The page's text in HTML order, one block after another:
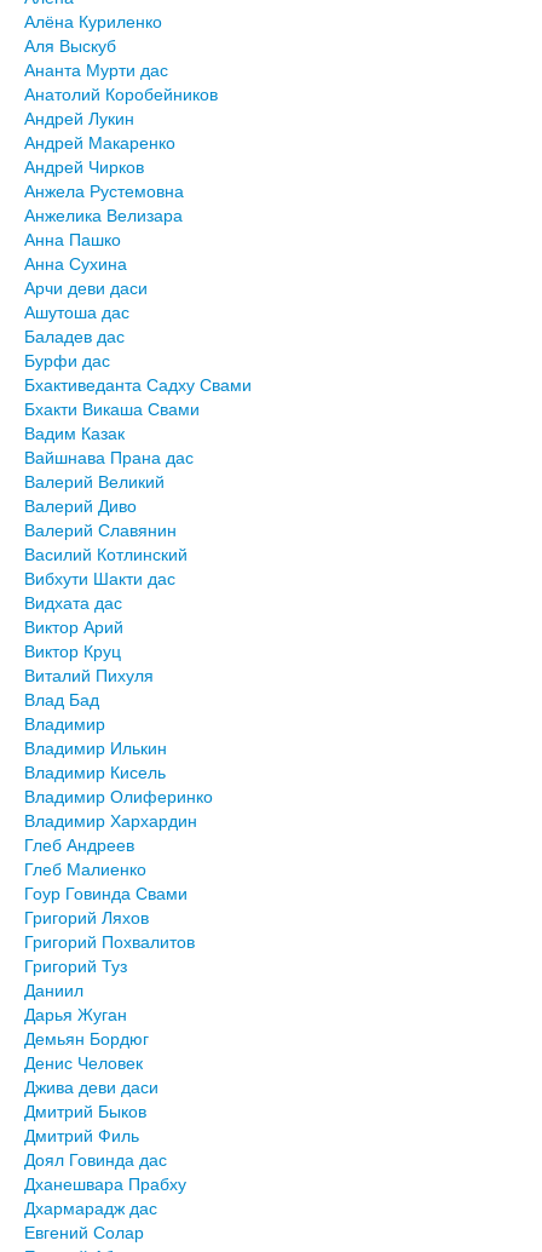
Алёна Куриленко
Аля Выскуб
Ананта Мурти дас
Анатолий Коробейников
Андрей Лукин
Андрей Макаренко
Андрей Чирков
Анжела Рустемовна
Анжелика Велизара
Анна Пашко
Анна Сухина
Арчи деви даси
Ашутоша дас
Баладев дас
Бурфи дас
Бхактиведанта Садху Свами
Бхакти Викаша Свами
Вадим Казак
Вайшнава Прана дас
Валерий Великий
Валерий Диво
Валерий Славянин
Василий Котлинский
Вибхути Шакти дас
Видхата дас
Виктор Арий
Виктор Круц
Виталий Пихуля
Влад Бад
Владимир
Владимир Илькин
Владимир Кисель
Владимир Олиферинко
Владимир Хархардин
Глеб Андреев
Глеб Малиенко
Гоур Говинда Свами
Григорий Ляхов
Григорий Похвалитов
Григорий Туз
Даниил
Дарья Жуган
Демьян Бордюг
Денис Человек
Джива деви даси
Дмитрий Быков
Дмитрий Филь
Доял Говинда дас
Дханешвара Прабху
Дхармарадж дас
Евгений Солар